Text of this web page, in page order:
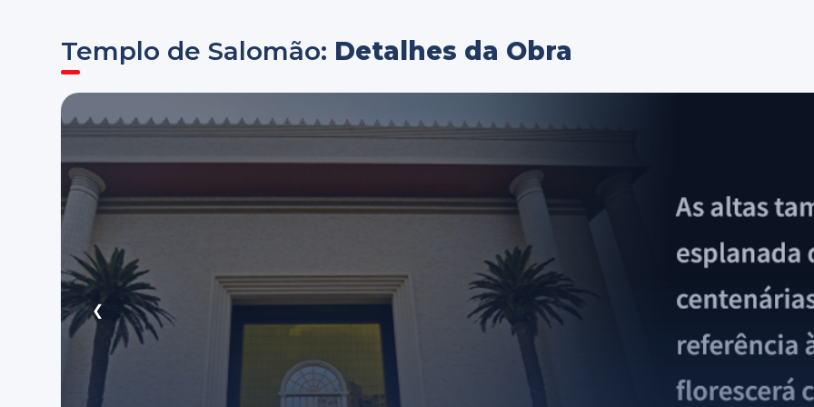
Templo de Salomão: Detalhes da Obra
❮